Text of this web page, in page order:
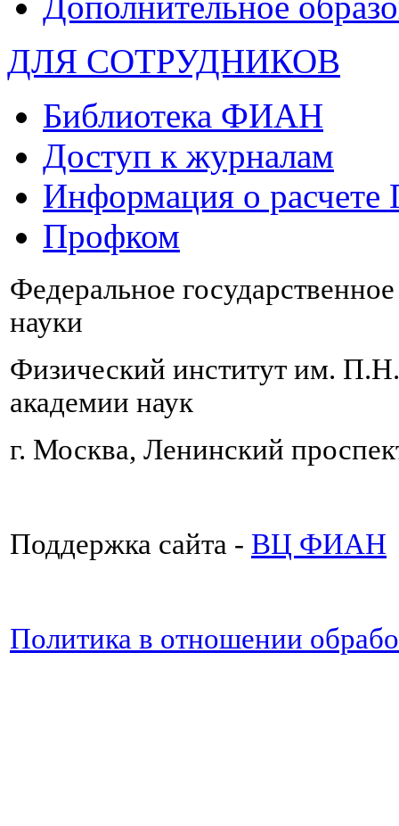
ДЛЯ СОТРУДНИКОВ
Библиотека ФИАН
Доступ к журналам
Информация о
Профком
Федеральное
науки
Физический институт им.
академии наук
г. Москва, Ленинский
Поддержка сайта - ВЦ ФИАН
Политика в отношении